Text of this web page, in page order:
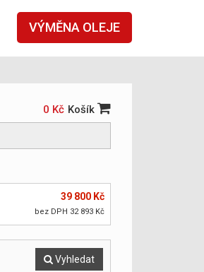
VÝMĚNA OLEJE
0 Kč Košík
39 800 Kč
bez DPH 32 893 Kč
Vyhledat